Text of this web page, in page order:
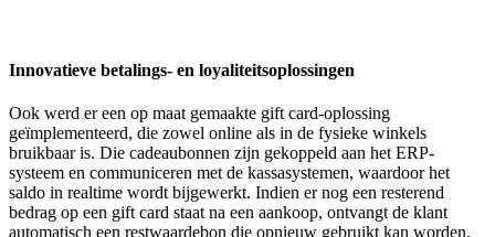
Innovatieve betalings- en loyaliteitsoplossingen
Ook werd er een op maat gemaakte gift card-oplossing
geïmplementeerd, die zowel online als in de fysieke winkels
bruikbaar is. Die cadeaubonnen zijn gekoppeld aan het ERP-
systeem en communiceren met de kassasystemen, waardoor het
saldo in realtime wordt bijgewerkt. Indien er nog een resterend
bedrag op een gift card staat na een aankoop, ontvangt de klant
automatisch een restwaardebon die opnieuw gebruikt kan worden.